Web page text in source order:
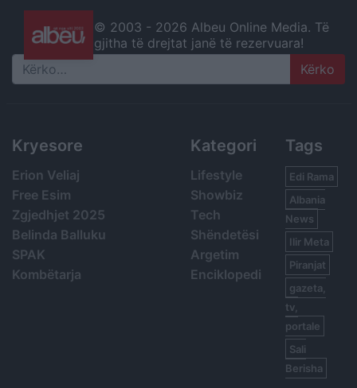
© 2003 - 2026 Albeu Online Media. Të
gjitha të drejtat janë të rezervuara!
Search
Kryesore
Erion Veliaj
Free Esim
Zgjedhjet 2025
Belinda Balluku
SPAK
Kombëtarja
Kategori
Lifestyle
Showbiz
Tech
Shëndetësi
Argetim
Enciklopedi
Tags
Edi Rama
Albania
News
Ilir Meta
Piranjat
gazeta,
tv,
portale
Sali
Berisha